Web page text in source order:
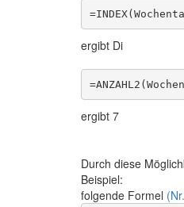
ergibt Di
ergibt 7
Durch diese
Beispiel:
folgende Formel